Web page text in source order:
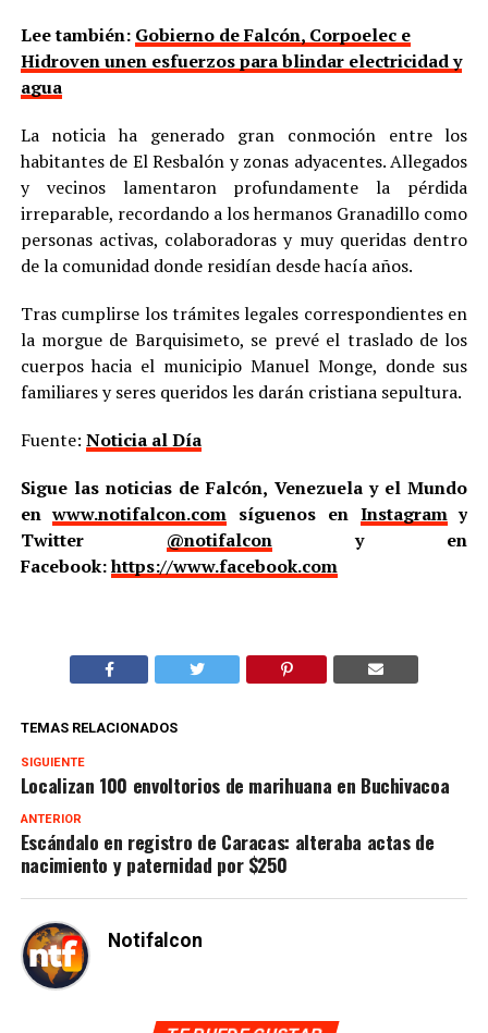
Lee también: Gobierno de Falcón, Corpoelec e
Hidroven unen esfuerzos para blindar electricidad y
agua
La noticia ha generado gran conmoción entre los
habitantes de El Resbalón y zonas adyacentes. Allegados
y vecinos lamentaron profundamente la pérdida
irreparable, recordando a los hermanos Granadillo como
personas activas, colaboradoras y muy queridas dentro
de la comunidad donde residían desde hacía años.
Tras cumplirse los trámites legales correspondientes en
la morgue de Barquisimeto, se prevé el traslado de los
cuerpos hacia el municipio Manuel Monge, donde sus
familiares y seres queridos les darán cristiana sepultura.
Fuente: Noticia al Día
Sigue las noticias de Falcón, Venezuela y el Mundo
enwww.notifalcon.com síguenos en Instagramy
Twitter @notifalcony en
Facebook:https://www.facebook.com
TEMAS RELACIONADOS
SIGUIENTE
Localizan 100 envoltorios de marihuana en Buchivacoa
ANTERIOR
Escándalo en registro de Caracas: alteraba actas de
nacimiento y paternidad por $250
Notifalcon